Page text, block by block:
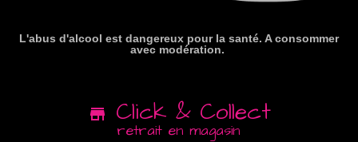
L'abus d'alcool est dangereux pour la santé. A consommer
avec modération.
Click & Collect
retrait en magasin